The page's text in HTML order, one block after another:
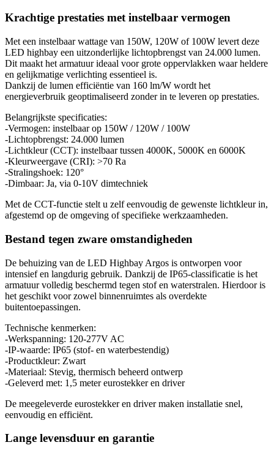
Krachtige prestaties met instelbaar vermogen
Met een instelbaar wattage van 150W, 120W of 100W levert deze
LED highbay een uitzonderlijke lichtopbrengst van 24.000 lumen.
Dit maakt het armatuur ideaal voor grote oppervlakken waar heldere
en gelijkmatige verlichting essentieel is.
Dankzij de lumen efficiëntie van 160 lm/W wordt het
energieverbruik geoptimaliseerd zonder in te leveren op prestaties.
Belangrijkste specificaties:
-Vermogen: instelbaar op 150W / 120W / 100W
-Lichtopbrengst: 24.000 lumen
-Lichtkleur (CCT): instelbaar tussen 4000K, 5000K en 6000K
-Kleurweergave (CRI): >70 Ra
-Stralingshoek: 120°
-Dimbaar: Ja, via 0-10V dimtechniek
Met de CCT-functie stelt u zelf eenvoudig de gewenste lichtkleur in,
afgestemd op de omgeving of specifieke werkzaamheden.
Bestand tegen zware omstandigheden
De behuizing van de LED Highbay Argos is ontworpen voor
intensief en langdurig gebruik. Dankzij de IP65-classificatie is het
armatuur volledig beschermd tegen stof en waterstralen. Hierdoor is
het geschikt voor zowel binnenruimtes als overdekte
buitentoepassingen.
Technische kenmerken:
-Werkspanning: 120-277V AC
-IP-waarde: IP65 (stof- en waterbestendig)
-Productkleur: Zwart
-Materiaal: Stevig, thermisch beheerd ontwerp
-Geleverd met: 1,5 meter eurostekker en driver
De meegeleverde eurostekker en driver maken installatie snel,
eenvoudig en efficiënt.
Lange levensduur en garantie